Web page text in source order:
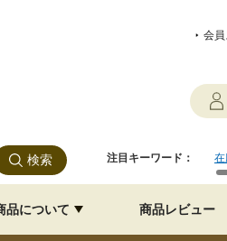
会
注目キーワード： 在
品について 商品レビュー